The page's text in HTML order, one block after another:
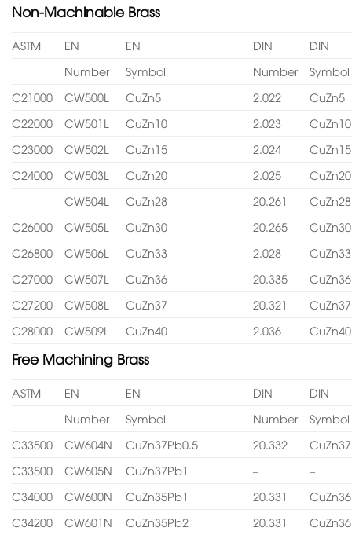
Non-Machinable Brass
ASTM EN EN DIN
DIN
Number
Symbol Number
Symbol
C21000
CW500L CuZn5 2.022
CuZn5
C22000
CW501L CuZn10 2.023
CuZn10
C23000
CW502L CuZn15 2.024
CuZn15
C24000
CW503L CuZn20 2.025
CuZn20
–
CW504L CuZn28 20.261
CuZn28
C26000
CW505L CuZn30 20.265
CuZn30
C26800
CW506L CuZn33 2.028
CuZn33
C27000
CW507L CuZn36 20.335
CuZn36
C27200
CW508L CuZn37 20.321
CuZn37
C28000
CW509L CuZn40 2.036 CuZn40
Free Machining Brass
ASTM EN EN DIN
DIN
Number
Symbol Number
Symbol
C33500
CW604N CuZn37Pb0.5 20.332
C33500
CW605N CuZn37Pb1 –
–
C34000
CW600N CuZn35Pb1 20.331
C34200
CW601N CuZn35Pb2 20.331